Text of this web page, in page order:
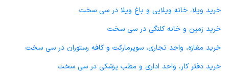
خرید ویلا، خانه ویلایی و باغ ویلا در سی سخت
خرید زمین و خانه کلنگی در سی سخت
خرید مغازه، واحد تجاری، سوپرمارکت و کافه رستوران در سی سخت
خرید دفتر کار، واحد اداری و مطب پزشکی در سی سخت